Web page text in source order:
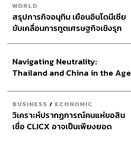
WORLD
สรุปภารกิจอนุทิน เยือนอินโดนีเซีย
ขับเคลื่อนการทูตเศรษฐกิจเชิงรุก
Navigating Neutrality:
Thailand and China in the Age
BUSINESS / ECONOMIC
วิเคราะห์ปรากฏการณ์คนแห่ขอสิน
เชื่อ CLICX อาจเป็นเพียงยอด